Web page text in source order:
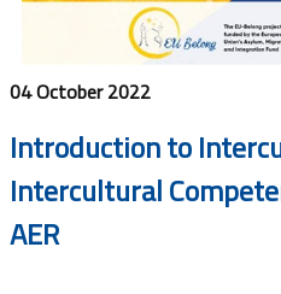
04 October 2022
Introduction to
Intercultural
AER